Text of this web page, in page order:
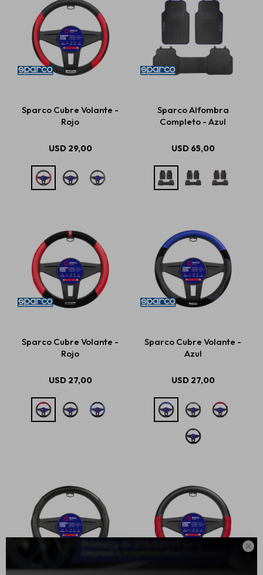

Sparco Cubre Volante -
Rojo
USD 29,00
Sparco Alfombra
Completo - Azul
USD 65,00
Sparco Cubre Volante -
Rojo
USD 27,00
Sparco Cubre Volante -
Azul
USD 27,00
Baterías
Repuestos